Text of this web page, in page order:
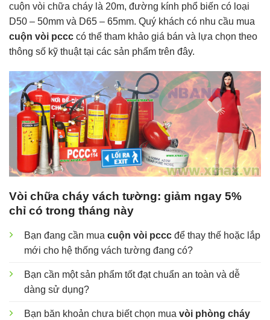
cuộn vòi chữa cháy là 20m, đường kính phổ biến có loại
D50 – 50mm và D65 – 65mm. Quý khách có nhu cầu mua
cuộn vòi pccc có thể tham khảo giá bán và lựa chọn theo
thông số kỹ thuật tại các sản phẩm trên đây.
Vòi chữa cháy vách tường: giảm ngay 5%
chỉ có trong tháng này
Bạn đang cần mua cuộn vòi pccc để thay thế hoặc lắp
mới cho hệ thống vách tường đang có?
Bạn cần một sản phẩm tốt đạt chuẩn an toàn và dễ
dàng sử dụng?
Bạn băn khoản chưa biết chọn mua vòi phòng cháy